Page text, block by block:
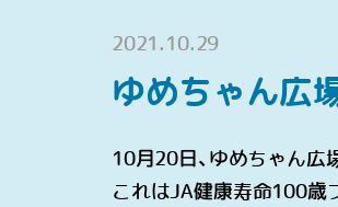
2021.10.29
ゆめちゃん広
10月20日、ゆめちゃん広
これはJA健康寿命100歳